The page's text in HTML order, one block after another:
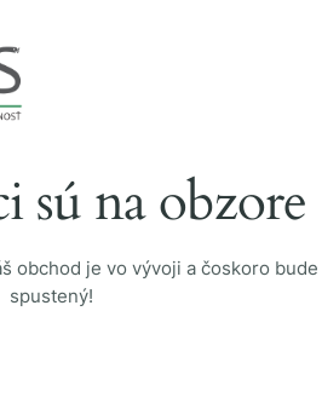
sú na obzore
obchod je vo vývoji a čoskoro bude
spustený!